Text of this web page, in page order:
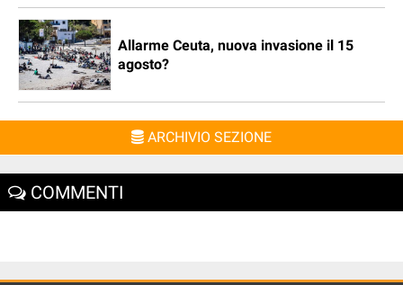
Allarme Ceuta, nuova invasione il 15
agosto?
ARCHIVIO SEZIONE
COMMENTI